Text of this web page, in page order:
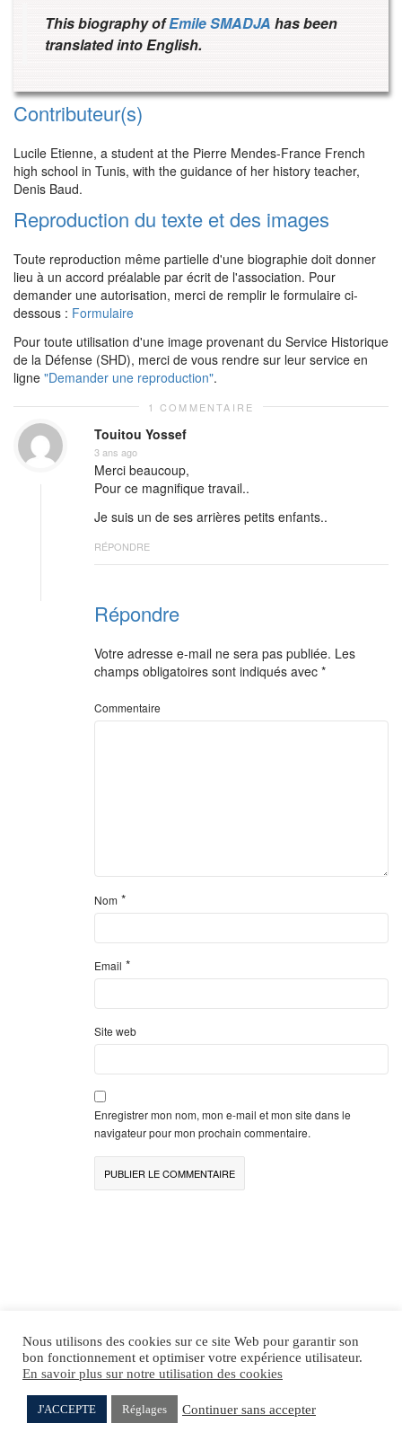
This biography ofEmile SMADJA has been
translated into English.
Contributeur(s)
Lucile Etienne, a student at the Pierre Mendes-France French
high school in Tunis, with the guidance of her history teacher,
Denis Baud.
Reproduction du texte et des images
Toute reproduction même partielle d'une biographie doit donner
lieu à un accord préalable par écrit de l'association. Pour
demander une autorisation, merci de remplir le formulaire ci-
dessous : Formulaire
Pour toute utilisation d'une image provenant du Service Historique
de la Défense (SHD), merci de vous rendre sur leur service en
ligne "Demander une reproduction".
1 COMMENTAIRE
Touitou Yossef
3 ans ago
Merci beaucoup,
Pour ce magnifique travail..
Je suis un de ses arrières petits enfants..
RÉPONDRE
Répondre
Votre adresse e-mail ne sera pas publiée. Les
champs obligatoires sont indiqués avec *
Commentaire
Nom *
Email *
Site web
Enregistrer mon nom, mon e-mail et mon site dans le
navigateur pour mon prochain commentaire.
Schlama FISCHER
Norbert TUGENDHAT
Henri WIND
Nous utilisons des cookies sur ce site Web pour garantir son
bon fonctionnement et optimiser votre expérience utilisateur.
En savoir plus sur notre utilisation des cookies
J'ACCEPTE Réglages Continuer sans accepter